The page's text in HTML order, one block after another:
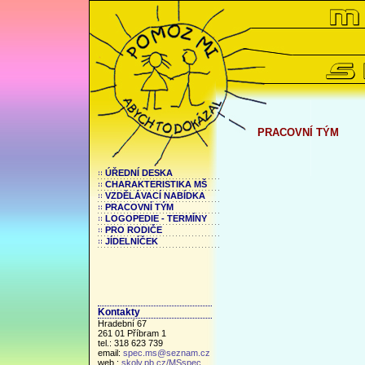
ÚŘEDNÍ DESKA
CHARAKTERISTIKA MŠ
VZDĚLÁVACÍ NABÍDKA
PRACOVNÍ TÝM
LOGOPEDIE - TERMÍNY
PRO RODIČE
JÍDELNÍČEK
Kontakty
Hradební 67
261 01 Příbram 1
tel.: 318 623 739
email: spec.ms@seznam.cz
web.: skoly.pb.cz/MSspec
PRACOVNÍ TÝM